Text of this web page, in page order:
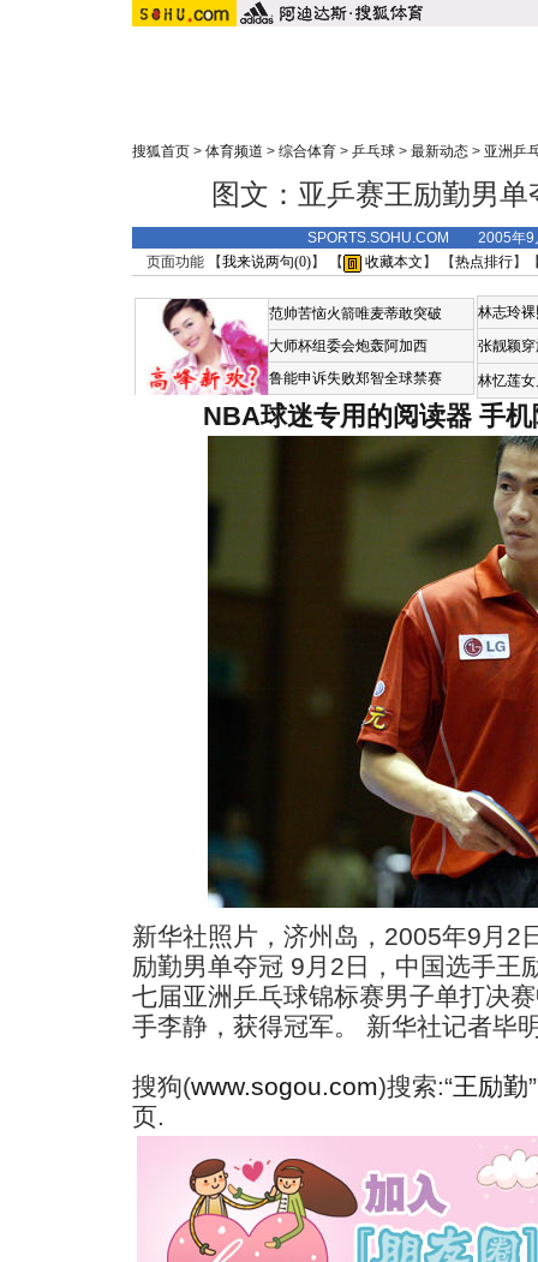
搜狐首页 > 体育频道 > 综合体育 > 乒乓球 > 最新动态 > 亚洲乒
图文：亚乒赛王励勤男
SPORTS.SOHU.COM 2005年
页面功能 【我来说两句(0)】 【 收藏本文 】 【热点排行】
范帅苦恼火箭唯麦蒂敢突破
大师杯组委会炮轰阿加西
鲁能申诉失败郑智全球禁赛
林志玲
张靓颖
林忆莲
NBA球迷专用的阅读器 手
新华社照片，济州岛，2005年9月
励勤男单夺冠 9月2日，中国选手王
七届亚洲乒乓球锦标赛男子单打决
手李静，获得冠军。 新华社记者毕
搜狗(www.sogou.com)搜索:“王励勤
页.